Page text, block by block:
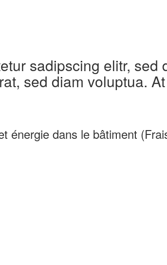
sadipscing elitr,
sed diam voluptua.
énergie dans le bâtiment